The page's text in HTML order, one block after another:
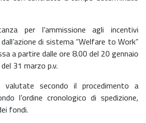
per l’ammissione agli incentivi
di sistema “Welfare to Work”
a partire dalle ore 8.00 del 20 gennaio
31 marzo p.v.
valutate secondo il procedimento a
l’ordine cronologico di spedizione,
fondi.